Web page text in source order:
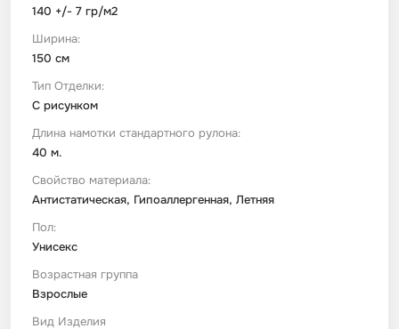
140 +/- 7 гр/м2
Ширина:
150 см
Тип Отделки:
С рисунком
Длина намотки стандартного рулона:
40 м.
Свойство материала:
Антистатическая, Гипоаллергенная, Летняя
Пол:
Унисекс
Возрастная группа
Взрослые
Вид Изделия